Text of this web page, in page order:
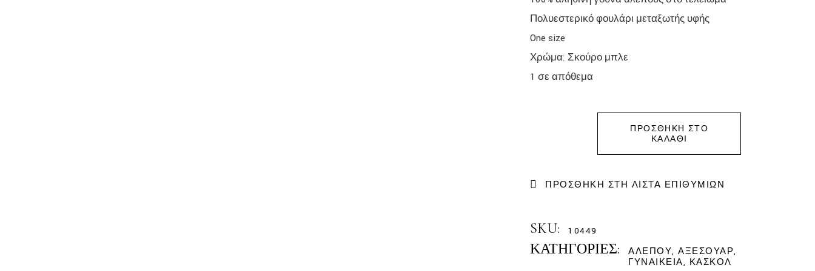
Πολυεστερικό φουλάρι μεταξωτής υφής
One size
Χρώμα: Σκούρο μπλε
1 σε απόθεμα
ΠΡΟΣΘΉΚΗ ΣΤΟ
ΚΑΛΆΘΙ
ΠΡΟΣΘΉΚΗ ΣΤΗ ΛΊΣΤΑ ΕΠΙΘΥΜΙΏΝ
SKU: 10449
ΚΑΤΗΓΟΡΊΕΣ: ΑΛΕΠΟΎ,ΑΞΕΣΟΥΆΡ,
ΓΥΝΑΙΚΕΊΑ, ΚΑΣΚΌΛ